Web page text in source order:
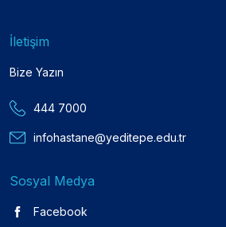
İletişim
Bize Yazın
444 7000
infohastane@yeditepe.edu.tr
Sosyal Medya
Facebook